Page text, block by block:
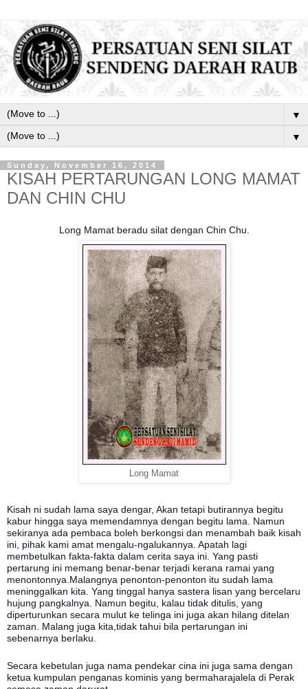
▼
▼
Sunday, November 16, 2014
KISAH PERTARUNGAN LONG MAMAT
DAN CHIN CHU
Long Mamat beradu silat dengan Chin Chu.
Long Mamat
Kisah ni sudah lama saya dengar, Akan tetapi butirannya begitu
kabur hingga saya memendamnya dengan begitu lama. Namun
sekiranya ada pembaca boleh berkongsi dan menambah baik kisah
ini, pihak kami amat mengalu-ngalukannya. Apatah lagi
membetulkan fakta-fakta dalam cerita saya ini. Yang pasti
pertarung ini memang benar-benar terjadi kerana ramai yang
menontonnya.Malangnya penonton-penonton itu sudah lama
meninggalkan kita. Yang tinggal hanya sastera lisan yang bercelaru
hujung pangkalnya. Namun begitu, kalau tidak ditulis, yang
diperturunkan secara mulut ke telinga ini juga akan hilang ditelan
zaman. Malang juga kita,tidak tahui bila pertarungan ini
sebenarnya berlaku.
Secara kebetulan juga nama pendekar cina ini juga sama dengan
ketua kumpulan penganas kominis yang bermaharajalela di Perak